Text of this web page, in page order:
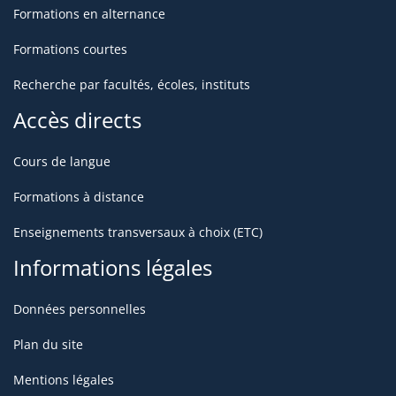
Formations en alternance
Formations courtes
Recherche par facultés, écoles, instituts
Accès directs
Cours de langue
Formations à distance
Enseignements transversaux à choix (ETC)
Informations légales
Données personnelles
Plan du site
Mentions légales